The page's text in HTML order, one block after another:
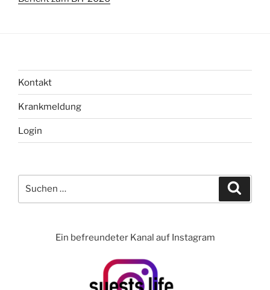
Kontakt
Krankmeldung
Login
nach:
Ein befreundeter Kanal auf Instagram